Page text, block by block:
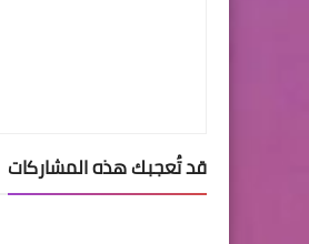
قد تُعجبك هذه المشاركات